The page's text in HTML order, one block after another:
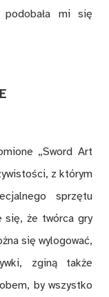
mi się
„Sword Art
z którym
sprzętu
się, że twórca gry
się wylogować,
zginą także
by wszystko